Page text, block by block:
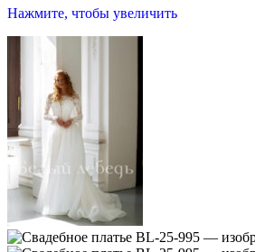
Нажмите, чтобы увеличить